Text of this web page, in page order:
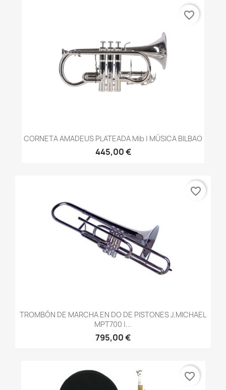
CORNETA AMADEUS PLATEADA Mib | MÚSICA BILBAO
445,00 €
favorite_border
TROMBÓN DE MARCHA EN DO DE PISTONES J.MICHAEL
MPT700 |...
795,00 €
favorite_border
favorite_border